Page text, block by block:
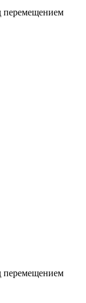
перемещением
перемещением